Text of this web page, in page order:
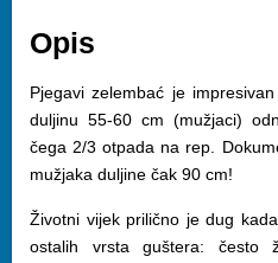
Opis
Pjegavi zelembać je
duljinu 55-60 cm (mužjaci)
čega 2/3 otpada na rep.
mužjaka duljine čak 90 cm!
Životni vijek prilično je dug
ostalih vrsta guštera: često